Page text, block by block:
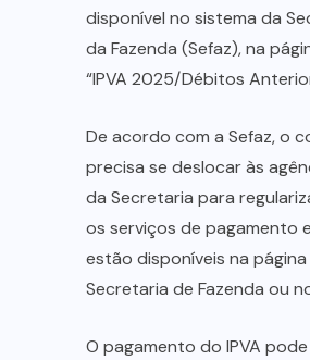
disponível no sistema da
da Fazenda (Sefaz), na
“IPVA 2025/Débitos
De acordo com a Sefaz, o
precisa se deslocar às
da Secretaria para
os serviços de pagamento
estão disponíveis na
Secretaria de Fazenda ou
O pagamento do IPVA